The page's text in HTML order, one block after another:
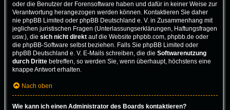
oder die Benutzer der Forensoftware haben und dafür in keiner Weise zur
Verantwortung herangezogen werden können. Kontaktieren Sie daher
nie phpBB Limited oder phpBB Deutschland e. V. in Zusammenhang mit
jeglichen juristischen Fragen (Unterlassungserklärungen, Haftungsfragen
usw.), die sich nicht direkt auf die Website phpbb.com, phpbb.de oder
die phpBB-Software selbst beziehen. Falls Sie phpBB Limited oder
phpBB Deutschland e. V. E-Mails schreiben, die die Softwarenutzung
durch Dritte betreffen, so werden Sie, wenn überhaupt, höchstens eine
knappe Antwort erhalten.
Nach oben
Wie kann ich einen Administrator des Boards kontaktieren?